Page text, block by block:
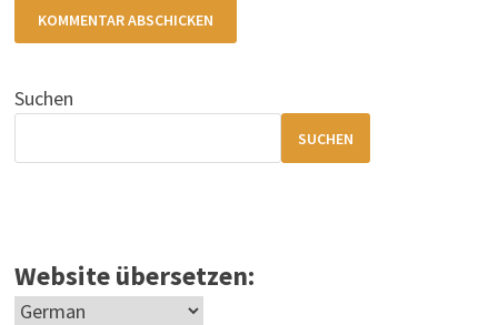
Suchen
SUCHEN
Website übersetzen: